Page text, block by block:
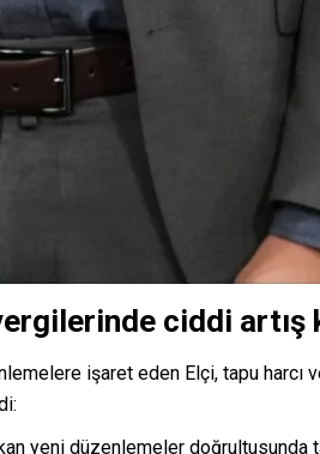
ciddi artış
işaret eden Elçi, tapu harcı
yeni düzenlemeler doğrultusunda